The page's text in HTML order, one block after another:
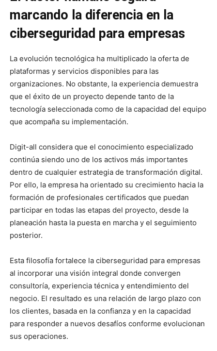
marcando la diferencia en la
ciberseguridad para empresas
La evolución tecnológica ha multiplicado la oferta de
plataformas y servicios disponibles para las
organizaciones. No obstante, la experiencia demuestra
que el éxito de un proyecto depende tanto de la
tecnología seleccionada como de la capacidad del equipo
que acompaña su implementación.
Digit-all considera que el conocimiento especializado
continúa siendo uno de los activos más importantes
dentro de cualquier estrategia de transformación digital.
Por ello, la empresa ha orientado su crecimiento hacia la
formación de profesionales certificados que puedan
participar en todas las etapas del proyecto, desde la
planeación hasta la puesta en marcha y el seguimiento
posterior.
Esta filosofía fortalece la ciberseguridad para empresas
al incorporar una visión integral donde convergen
consultoría, experiencia técnica y entendimiento del
negocio. El resultado es una relación de largo plazo con
los clientes, basada en la confianza y en la capacidad
para responder a nuevos desafíos conforme evolucionan
sus operaciones.